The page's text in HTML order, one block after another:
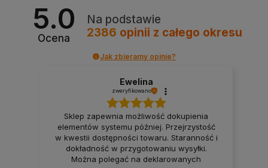
5.0
Ocena
Na podstawie
2386 opinii z całego okresu
Jak zbieramy opinie?
Ewelina
zweryfikowano
Sklep zapewnia możliwość dokupienia
elementów systemu później. Przejrzystość
w kwestii dostępności towaru. Staranność i
dokładność w przygotowaniu wysyłki.
Można polegać na deklarowanych